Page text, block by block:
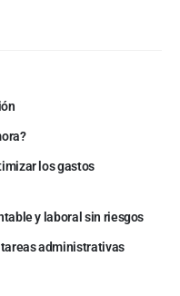
los gastos
y laboral sin riesgos
administrativas